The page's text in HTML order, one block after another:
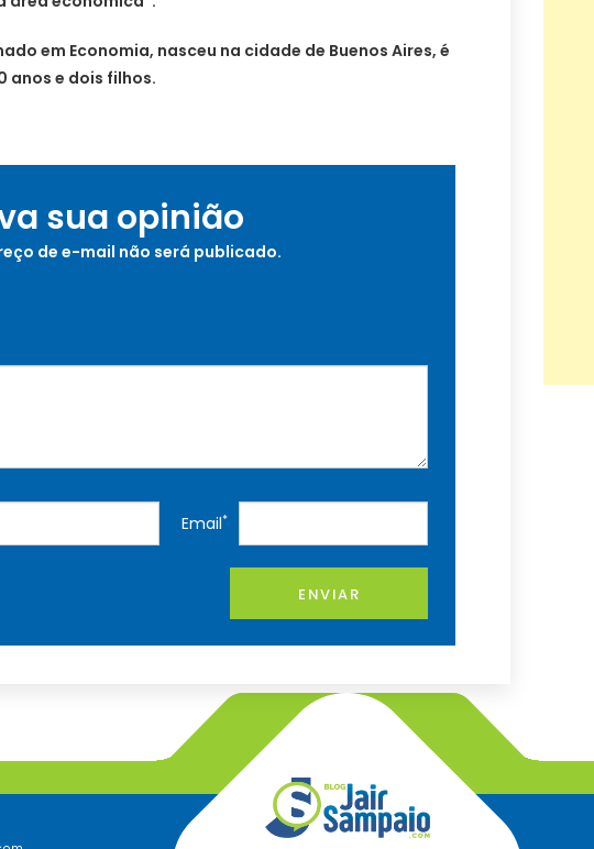
em Economia, nasceu na cidade de Buenos Aires, é
anos e dois filhos.
sua opinião
de e-mail não será publicado.
Email*
ENVIAR